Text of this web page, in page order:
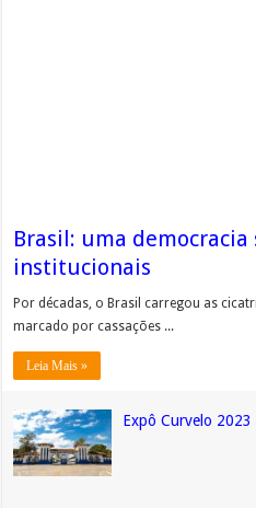
Brasil: uma democracia
institucionais
Por décadas, o Brasil carregou as
marcado por cassações ...
Leia Mais »
Expô Curvelo